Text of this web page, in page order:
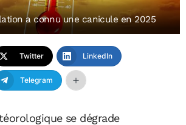
a connu une canicule en 2025
Twitter LinkedIn
Telegram
se dégrade